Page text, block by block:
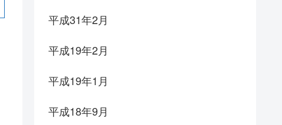
平成31年2月
平成19年2月
平成19年1月
平成18年9月